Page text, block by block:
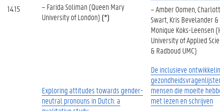
14.15
– Farida Soliman (Queen Mary
University of London) (*)
– Amber Oomen,
Swart, Kris Bevelander &
Monique Koks-Leensen
University of Applied
& Radboud UMC)
Exploring attitudes towards gender-
neutral pronouns in Dutch: a
De inclusieve
mensen die moeite
met lezen en schrijven